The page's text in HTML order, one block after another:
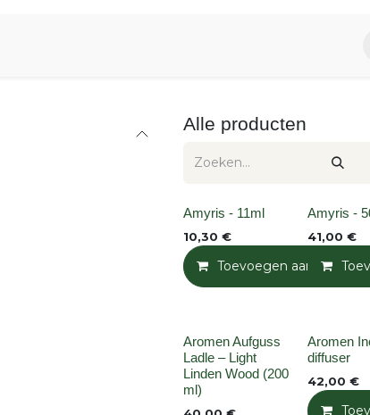
Alle producten
None
Amyris - 11ml
10,30 €
Toevoegen aan
None
Amyris -
41,00 €
Niet op voorraad
Aromen Aufguss
Ladle – Light
Linden Wood (200
ml)
None
Aromen
diffuser
42,00 €